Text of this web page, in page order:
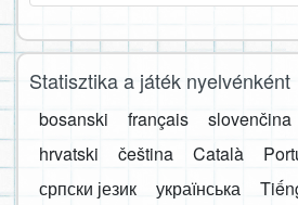
Statisztika a játék nyelvénként
bosanski français slovenčina
hrvatski
čeština Català
српски језик
українська